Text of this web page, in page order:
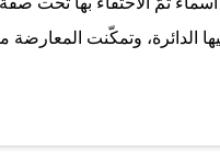
الدائرة، وتمكّنت المعارضة
وربما ما زالت حتى وإن